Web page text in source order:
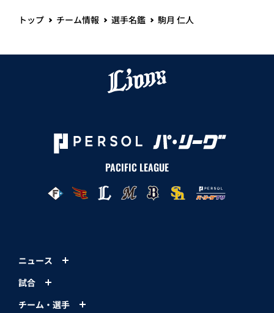
トップ チーム情報 選手名鑑 駒月 仁人
PACIFIC LEAGUE
ニュース
試合
チーム・選手